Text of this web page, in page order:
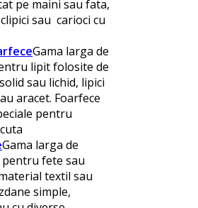
pe maini sau fata,
sau carioci cu
Gama larga de
lipit folosite de
sau lichid, lipici
aracet. Foarfece
pentru
Gama larga de
fete sau
textil sau
simple,